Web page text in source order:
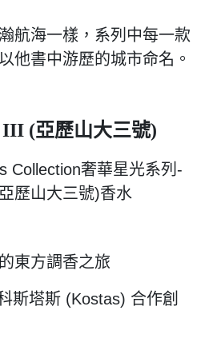
航海一樣，系列中每一款
他書中游歷的城市命名。
III (亞歷山大三號)
Collection奢華星光系列-
歷山大三號)香水
東方調香之旅
斯塔斯 (Kostas) 合作創